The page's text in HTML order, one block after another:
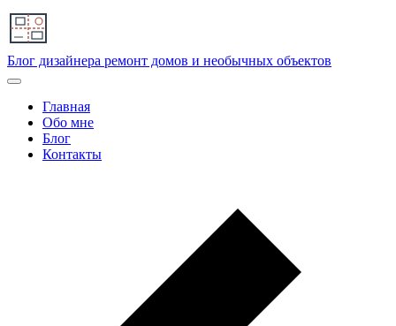
Блог дизайнера ремонт домов и необычных объектов
Главная
Обо мне
Блог
Контакты